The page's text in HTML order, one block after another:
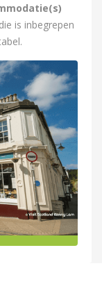
is inbegrepen